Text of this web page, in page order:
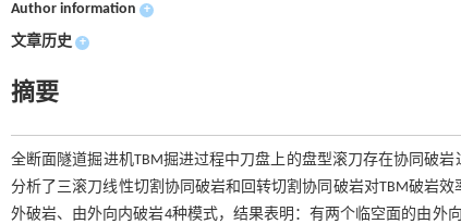
Author information +
文章历史 +
摘要
全断面隧道掘进机TBM掘进过程中刀盘上的盘型滚刀存在协同破
分析了三滚刀线性切割协同破岩和回转切割协同破岩对TBM破岩
外破岩、由外向内破岩4种模式，结果表明：有两个临空面的由外